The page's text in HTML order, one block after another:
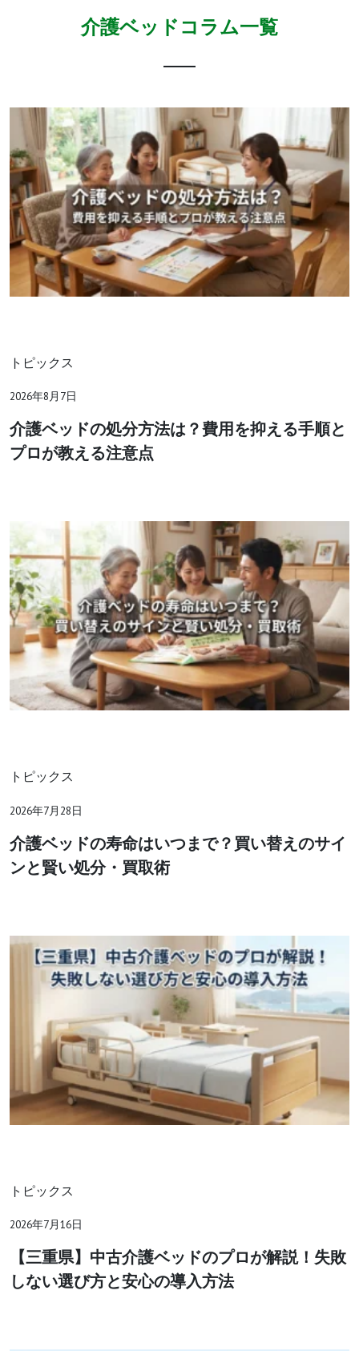
介護ベッドコラム一覧
トピックス
2026年8月7日
介護ベッドの処分方法は？費用を抑える手順と
プロが教える注意点
トピックス
2026年7月28日
介護ベッドの寿命はいつまで？買い替えのサイ
ンと賢い処分・買取術
トピックス
2026年7月16日
【三重県】中古介護ベッドのプロが解説！失敗
しない選び方と安心の導入方法